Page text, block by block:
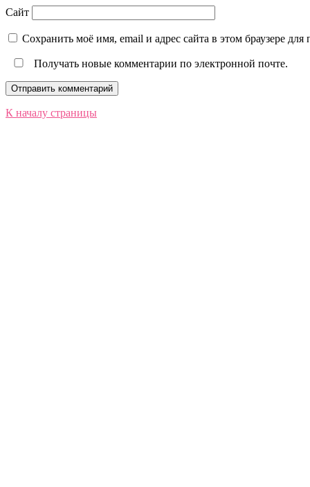
Сайт
Сохранить моё имя, email и адрес сайта в этом браузере
Получать новые комментарии по электронной почте.
К началу страницы